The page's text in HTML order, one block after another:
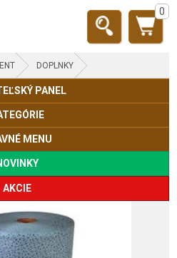
0
DOPLNKY
PANEL
MENU
AKCIE